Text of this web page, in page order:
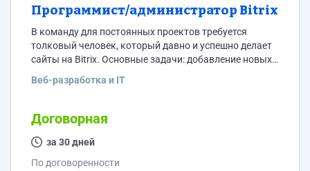
Программист/администратор Bitrix
В команду для постоянных проектов требуется
толковый человек, который давно и успешно делает
сайты на Bitrix. Основные задачи: добавление новых
вывода данных в разделах, доработка шаблона
Веб-разработка и IT
Договорная
за 30 дней
По договоренности